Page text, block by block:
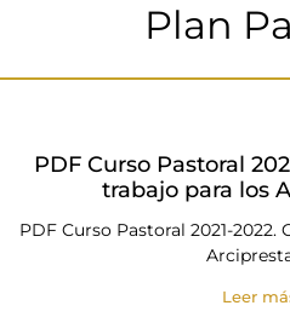
Plan
PDF Curso Pastoral
trabajo para los
PDF Curso Pastoral 2021-
Leer